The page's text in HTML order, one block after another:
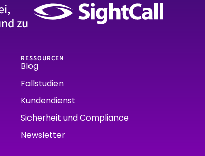
zu
RESSOURCEN
Blog
Fallstudien
Kundendienst
Sicherheit und Compliance
Newsletter